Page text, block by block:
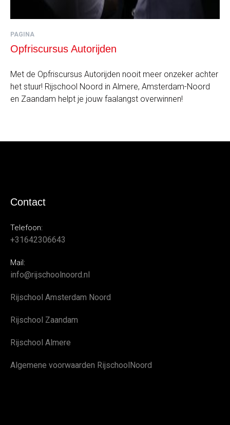
PAGINA
Opfriscursus Autorijden
Met de Opfriscursus Autorijden nooit meer onzeker achter
het stuur! Rijschool Noord in Almere, Amsterdam-Noord
en Zaandam helpt je jouw faalangst overwinnen!
Contact
Telefoon:
+31642306643
Mail:
info@rijschoolnoord.nl
Rijschool Amsterdam Noord
Rijschool Zaandam
Rijschool Almere
Algemene voorwaarden RijschoolNoord